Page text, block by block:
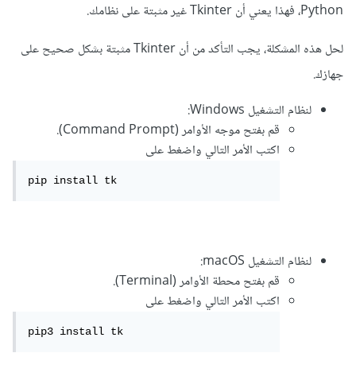
Python، فهذا يعني أن Tkinter غير مثبتة على نظامك.
لحل هذه المشكلة، يجب التأكد من أن Tkinter مثبتة بشكل صحيح على
جهازك.
لنظام التشغيل Windows:
قم بفتح موجه الأوامر (Command Prompt).
اكتب الأمر التالي واضغط على
pip install tk
لنظام التشغيل macOS:
قم بفتح محطة الأوامر (Terminal).
اكتب الأمر التالي واضغط على
pip3 install tk